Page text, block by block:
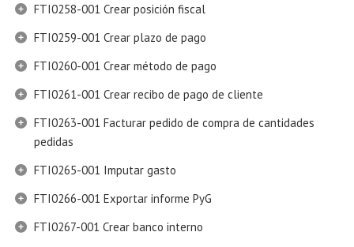
FTI0258-001 Crear posición fiscal
FTI0259-001 Crear plazo de pago
FTI0260-001 Crear método de pago
FTI0261-001 Crear recibo de pago de cliente
FTI0263-001 Facturar pedido de compra de cantidades
pedidas
FTI0265-001 Imputar gasto
FTI0266-001 Exportar informe PyG
FTI0267-001 Crear banco interno